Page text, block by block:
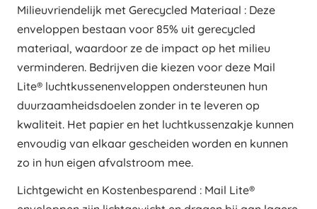
Milieuvriendelijk met Gerecycled Materiaal : Deze
enveloppen bestaan voor 85% uit gerecycled
materiaal, waardoor ze de impact op het milieu
verminderen. Bedrijven die kiezen voor deze Mail
Lite® luchtkussenenveloppen ondersteunen hun
duurzaamheidsdoelen zonder in te leveren op
kwaliteit. Het papier en het luchtkussenzakje kunnen
envoudig van elkaar gescheiden worden en kunnen
zo in hun eigen afvalstroom mee.
Lichtgewicht en Kostenbesparend : Mail Lite®